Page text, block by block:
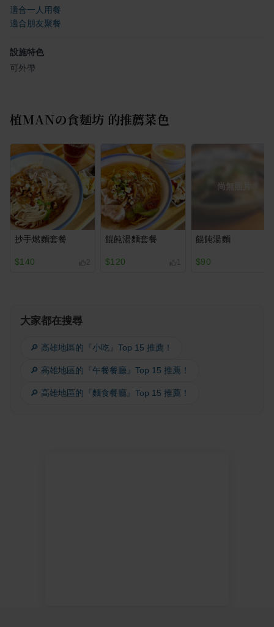
適合一人用餐
適合朋友聚餐
設施特色
可外帶
植MANの食麵坊 的推薦菜色
抄手燃麵套餐
$140 2
餛飩湯麵套餐
$120
尚無照片
餛飩湯麵
$90
大家都在搜尋
🔎 高雄地區的『小吃』Top 15 推薦！
🔎 高雄地區的『午餐餐廳』Top 15 推薦！
🔎 高雄地區的『麵食餐廳』Top 15 推薦！